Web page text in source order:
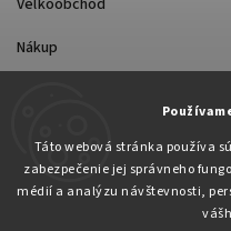
Táto webová stránka používa
zabezpečenie jej správneho
médií a analýzu návštevnosti,
Veľkoobchod
Nákup